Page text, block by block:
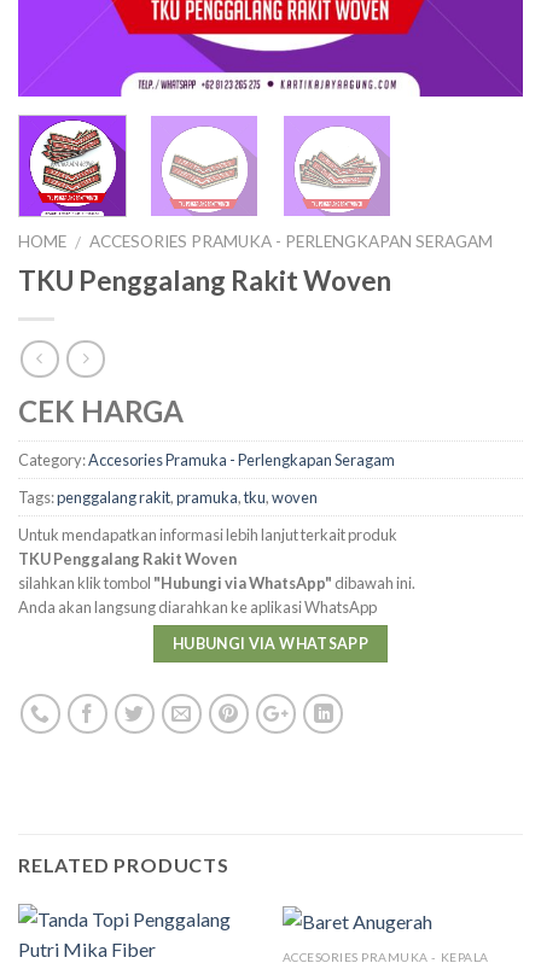
HOME / ACCESORIES PRAMUKA - PERLENGKAPAN SERAGAM
TKU Penggalang Rakit Woven
CEK HARGA
Category:Accesories Pramuka - Perlengkapan Seragam
Tags:penggalang rakit,pramuka,tku,woven
Untuk mendapatkan informasi lebih lanjut terkait produk
TKU Penggalang Rakit Woven
silahkan klik tombol "Hubungi via WhatsApp" dibawah ini.
Anda akan langsung diarahkan ke aplikasi WhatsApp
HUBUNGI VIA WHATSAPP
RELATED PRODUCTS
ACCESORIES PRAMUKA - KEPALA